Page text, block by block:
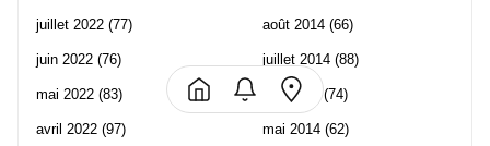
juillet 2022 (77)
juin 2022 (76)
mai 2022 (83)
avril 2022 (97)
août 2014 (66)
juillet 2014 (88)
juin 2014 (74)
mai 2014 (62)